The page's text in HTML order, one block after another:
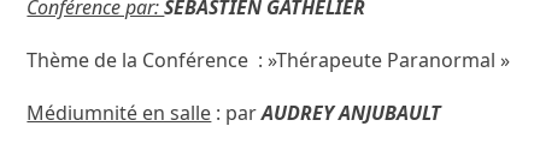
Conférence par:SÉBASTIEN GATHELIER
Thème de la Conférence : »Thérapeute Paranormal »
Médiumnité en salle : parAUDREY ANJUBAULT